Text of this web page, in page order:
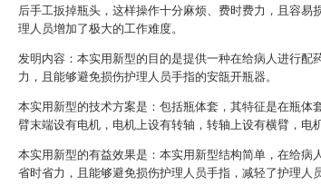
后手工扳掉瓶头，这样操作十分麻烦、费时费力，且容易
理人员增加了极大的工作难度。
发明内容：本实用新型的目的是提供一种在给病人进行配
力，且能够避免损伤护理人员手指的安瓿开瓶器。
本实用新型的技术方案是：包括瓶体套，其特征是在瓶体
臂末端设有电机，电机上设有转轴，转轴上设有横臂，电
本实用新型的有益效果是：本实用新型结构简单，在给病
省时省力，且能够避免损伤护理人员手指，减轻了护理人